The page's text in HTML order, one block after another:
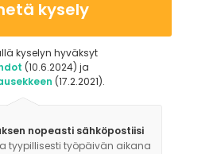
kysely
kyselyn hyväksyt
(10.6.2024) ja
(17.2.2021).
nopeasti sähköpostiisi
tyypillisesti työpäivän aikana